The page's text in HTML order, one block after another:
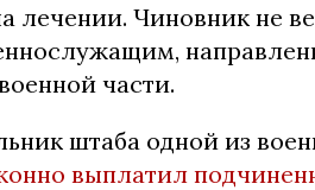
лечении. Чиновник не
части.
штаба одной из
выплатил